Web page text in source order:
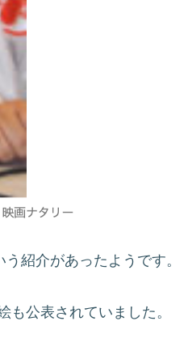
紹介があったようです。
公表されていました。